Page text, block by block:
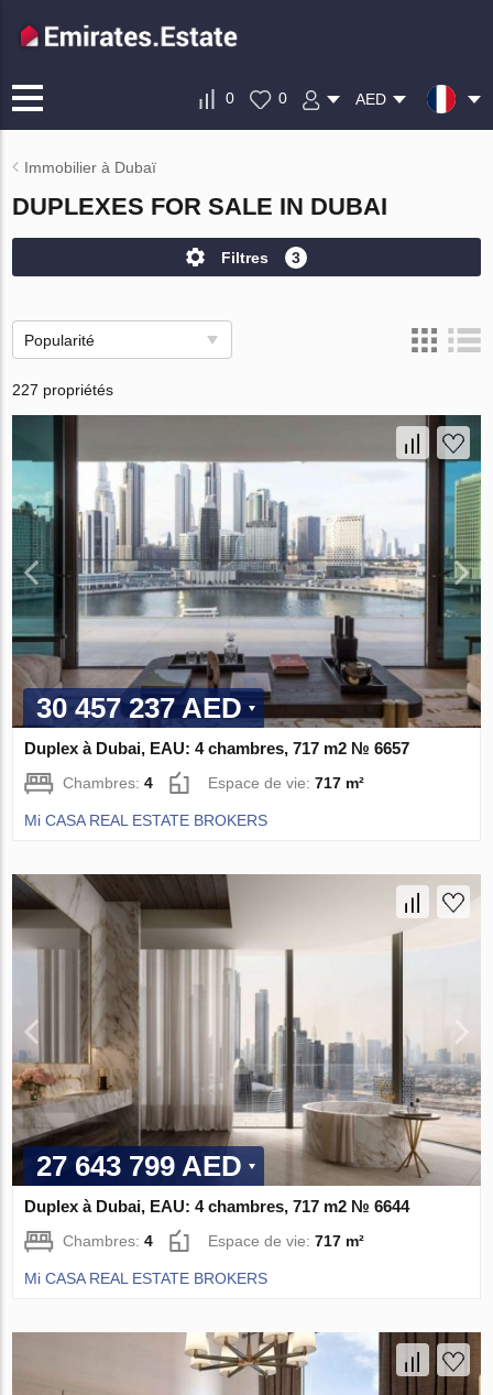
0 0 AED
Immobilier à Dubaï
DUPLEXES FOR SALE IN DUBAI
Filtres 3
Popularité
227 propriétés
30 457 237 AED
Duplex à Dubai, EAU: 4 chambres, 717 m2 № 6657
Chambres:4 Espace de vie:717 m²
Mi CASA REAL ESTATE BROKERS
27 643 799 AED
Duplex à Dubai, EAU: 4 chambres, 717 m2 № 6644
Chambres:4 Espace de vie:717 m²
Mi CASA REAL ESTATE BROKERS